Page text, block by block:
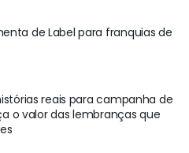
de Label para franquias de
reais para campanha de
o valor das lembranças que